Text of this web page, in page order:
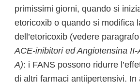
primissimi giorni, quando si
etoricoxib o quando si modifica
dell’etoricoxib (vedere
ACE-inibitori ed Angiotensina
A): i FANS possono ridurre
di altri farmaci antiipertensivi. In